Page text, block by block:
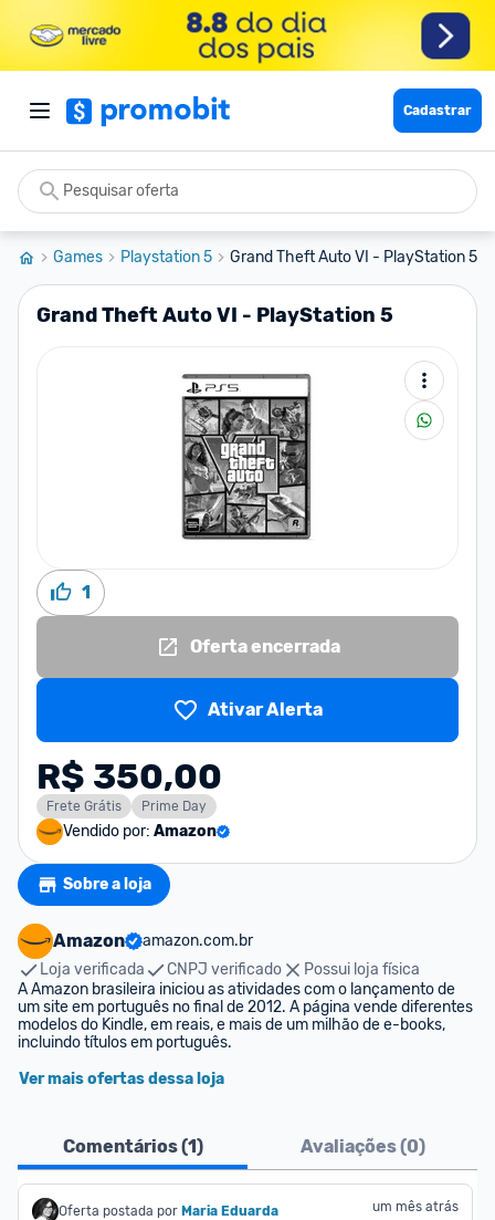
Cadastrar
Games Playstation 5 Grand Theft Auto VI - PlayStation 5
Grand Theft Auto VI - PlayStation 5
1
Oferta encerrada
Ativar Alerta
R$ 350,00
Frete Grátis Prime Day
Vendido por: Amazon
Sobre a loja
Amazon
amazon.com.br
Loja verificada
CNPJ verificado
Possui loja física
A Amazon brasileira iniciou as atividades com o lançamento de
um site em português no final de 2012. A página vende diferentes
modelos do Kindle, em reais, e mais de um milhão de e-books,
incluindo títulos em português.
Ver mais ofertas dessa loja
Comentários (1) Avaliações (0)
Oferta postada por Maria Eduarda um mês atrás